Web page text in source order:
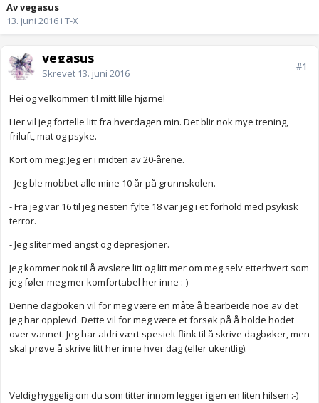
Av vegasus
13. juni 2016 i T-X
vegasus
Skrevet 13. juni 2016
#1
Hei og velkommen til mitt lille hjørne!
Her vil jeg fortelle litt fra hverdagen min. Det blir nok mye trening,
friluft, mat og psyke.
Kort om meg: Jeg er i midten av 20-årene.
- Jeg ble mobbet alle mine 10 år på grunnskolen.
- Fra jeg var 16 til jeg nesten fylte 18 var jeg i et forhold med psykisk
terror.
- Jeg sliter med angst og depresjoner.
Jeg kommer nok til å avsløre litt og litt mer om meg selv etterhvert som
jeg føler meg mer komfortabel her inne :-)
Denne dagboken vil for meg være en måte å bearbeide noe av det
jeg har opplevd. Dette vil for meg være et forsøk på å holde hodet
over vannet. Jeg har aldri vært spesielt flink til å skrive dagbøker, men
skal prøve å skrive litt her inne hver dag (eller ukentlig).
Veldig hyggelig om du som titter innom legger igjen en liten hilsen :-)